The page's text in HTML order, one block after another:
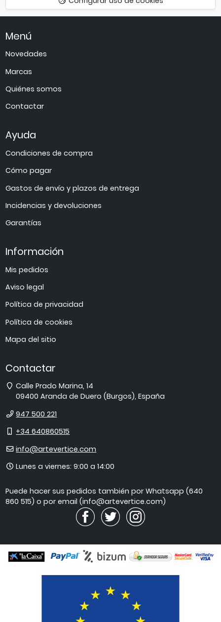
Menú
Novedades
Marcas
Quiénes somos
Contactar
Ayuda
Condiciones de compra
Cómo pagar
Gastos de envío y plazos de entrega
Incidencias y devoluciones
Garantías
Información
Mis pedidos
Aviso legal
Política de privacidad
Política de cookies
Mapa del sitio
Contactar
Dirección
Calle Prado Marina, 14
09400 Aranda de Duero (Burgos),España
Teléfono
947 500 221
Móvil
+34 640860515
E-
info@artevertice.com
Horario
atención
Lunes a viernes: 9:00 a 14:00
Puede hacer sus pedidos también por Whatsapp (640
860 515) o por email (info@artevertice.com)